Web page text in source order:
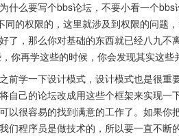
什么要写个bbs论坛，不要小看一个
同的权限的，这里就涉及到权限的问题
了，那么你对基础的东西就已经八九
你再学这些的时候，你会发现其实这些
前学一下设计模式，设计模式也是很
自己的论坛改成用这些个框架来实现
以很容易的找到满意的工作了。如果你
们程序员是做技术的，所以要一直不